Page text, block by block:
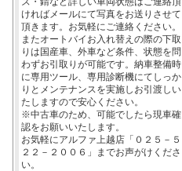
ければメールにて写真をお送りさせて
頂きます。お気軽にご連絡ください。
またオートバイお入れ替えの際の下取
りは国産車、外車など条件、状態を問
わずお引取りが可能です。納車整備時
に専用ツール、専用診断機にてしっか
りとメンテナンスを実施しお引渡しい
たしますので安心ください。
※中古車のため、可能でしたら現車確
認をお願いいたします。
お気軽にアルファ上越店「０２５－５
２２－２００６」までお声がけくださ
い。